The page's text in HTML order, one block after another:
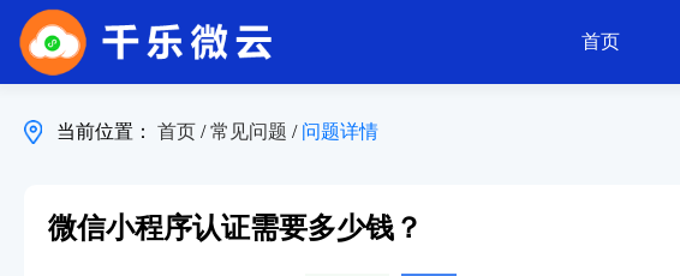
首页
当前位置： 首页 /常见问题 / 问题详情
微信小程序认证需要多少钱？